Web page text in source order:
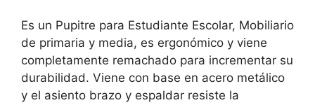
Es un Pupitre para Estudiante Escolar, Mobiliario
de primaria y media, es ergonómico y viene
completamente remachado para incrementar su
durabilidad. Viene con base en acero metálico
y el asiento brazo y espaldar resiste la